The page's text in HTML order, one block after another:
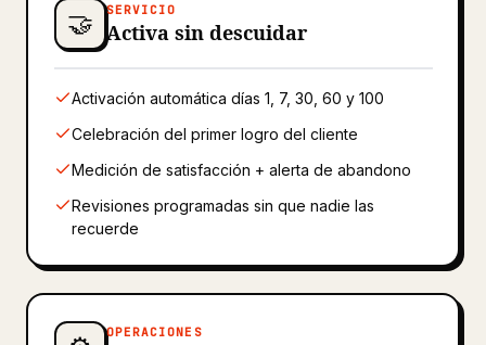
🤝 SERVICIO
Activa sin descuidar
Activación automática días 1, 7, 30, 60 y 100
Celebración del primer logro del cliente
Medición de satisfacción + alerta de abandono
Revisiones programadas sin que nadie las
recuerde
OPERACIONES